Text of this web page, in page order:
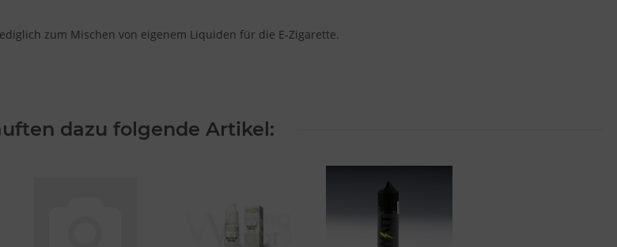
zum Mischen von eigenem Liquiden für die E-Zigarette.
dazu folgende Artikel: